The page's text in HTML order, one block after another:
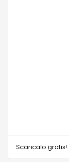
Scaricalo gratis!